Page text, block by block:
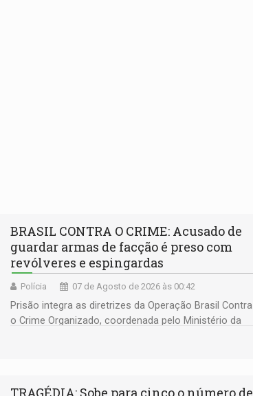
BRASIL CONTRA O CRIME: Acusado de
guardar armas de facção é preso com
revólveres e espingardas
Polícia 07 de Agosto de 2026 às 00:42
Prisão integra as diretrizes da Operação Brasil Contra
o Crime Organizado, coordenada pelo Ministério da
TRAGÉDIA: Sobe para cinco o número de